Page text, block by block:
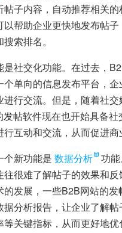
帖子内容，自动推荐相关
以帮助企业更快地发布帖
索排名。
是社交化功能。在过去，
个单向的信息发布平台，
进行交流。但是，随着社
帖软件现在也开始具备社
互动和交流，从而促进商
个新功能是 数据分析
功
往很难了解帖子的效果和
的发展，一些B2B网站的发
据分析报告，让企业了解
等关键指标，从而更好地